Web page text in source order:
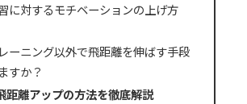
に対するモチベーションの上げ方
ーニング以外で飛距離を伸ばす手段
すか？
距離アップの方法を徹底解説